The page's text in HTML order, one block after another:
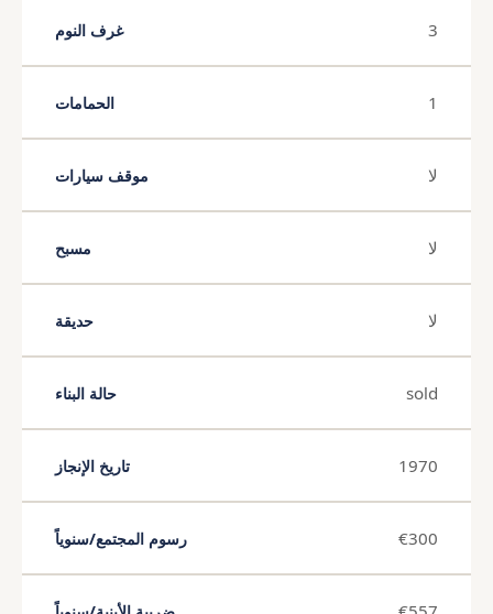
غرف النوم 3
الحمامات 1
موقف سيارات لا
مسبح لا
حديقة لا
حالة البناء sold
تاريخ الإنجاز 1970
رسوم المجتمع/سنوياً €300